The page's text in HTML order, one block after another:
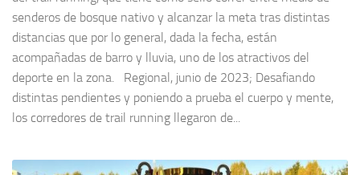
senderos de bosque nativo y alcanzar la meta tras distintas
distancias que por lo general, dada la fecha, están
acompañadas de barro y lluvia, uno de los atractivos del
deporte en la zona. Regional, junio de 2023; Desafiando
distintas pendientes y poniendo a prueba el cuerpo y mente,
los corredores de trail running llegaron de...